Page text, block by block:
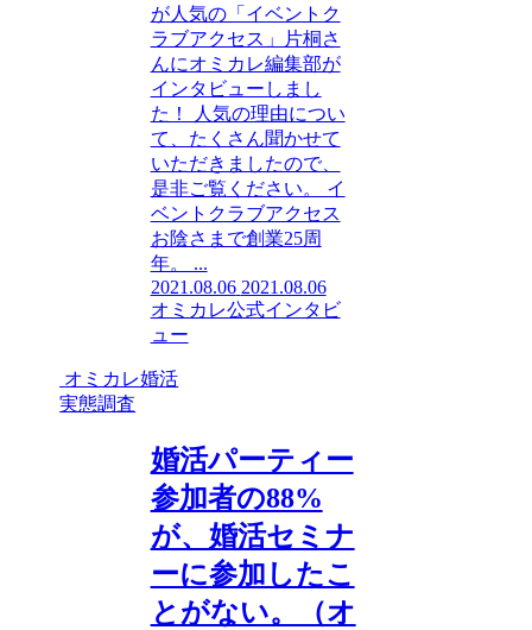
が人気の「イベントク
ラブアクセス」片桐さ
んにオミカレ編集部が
インタビューしまし
た！ 人気の理由につい
て、たくさん聞かせて
いただきましたので、
是非ご覧ください。 イ
ベントクラブアクセス
お陰さまで創業25周
年。 ...
2021.08.06 2021.08.06
オミカレ公式インタビ
ュー
オミカレ婚活
実態調査
婚活パーティー
参加者の88%
が、婚活セミナ
ーに参加したこ
とがない。（オ